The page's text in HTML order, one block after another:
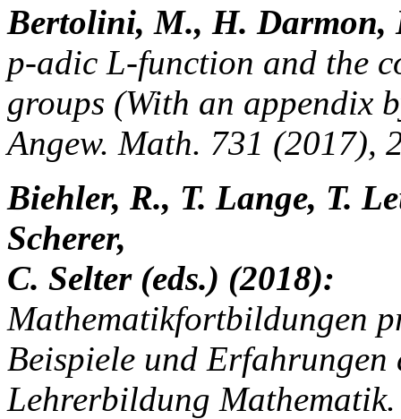
Bertolini, M., H. Darmon,
p-adic L-function and the
groups (With an appendix
Angew. Math. 731 (2017),
Biehler, R., T. Lange, T.
Scherer,
C. Selter (eds.) (2018):
Mathematikfortbildungen
Beispiele und Erfahrungen
Lehrerbildung